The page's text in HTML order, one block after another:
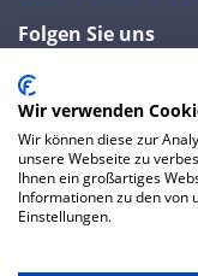
Folgen Sie uns
Wir verwenden
Wir können diese zur
unsere Webseite zu
Ihnen ein großartiges
Informationen zu den von
Einstellungen.